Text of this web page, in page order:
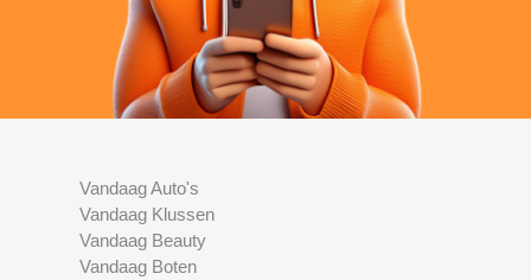
Vandaag Auto's
Vandaag Klussen
Vandaag Beauty
Vandaag Boten